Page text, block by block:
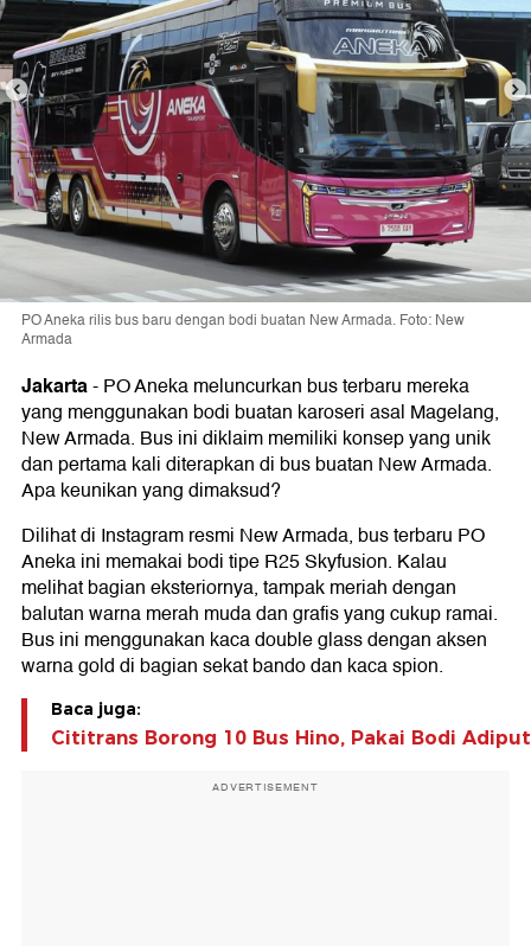
PO Aneka rilis bus baru dengan bodi buatan New Armada. Foto: New
Armada
Jakarta-PO Aneka meluncurkan bus terbaru mereka
yang menggunakan bodi buatan karoseri asal Magelang,
New Armada. Bus ini diklaim memiliki konsep yang unik
dan pertama kali diterapkan di bus buatan New Armada.
Apa keunikan yang dimaksud?
Dilihat di Instagram resmi New Armada, bus terbaru PO
Aneka ini memakai bodi tipe R25 Skyfusion. Kalau
melihat bagian eksteriornya, tampak meriah dengan
balutan warna merah muda dan grafis yang cukup ramai.
Bus ini menggunakan kaca double glass dengan aksen
warna gold di bagian sekat bando dan kaca spion.
Baca juga:
Cititrans Borong 10 Bus Hino, Pakai Bodi
ADVERTISEMENT